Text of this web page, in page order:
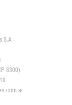
S.A
8300)